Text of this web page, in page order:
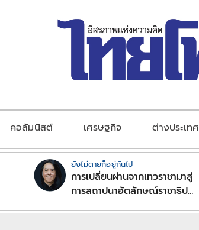
คอลัมนิสต์ เศรษฐกิจ ต่างประเทศ
ยังไม่ตายก็อยู่กันไป
การเปลี่ยนผ่านจากเทวราชามาสู่
การสถาปนาอัตลักษณ์ราชาธิป